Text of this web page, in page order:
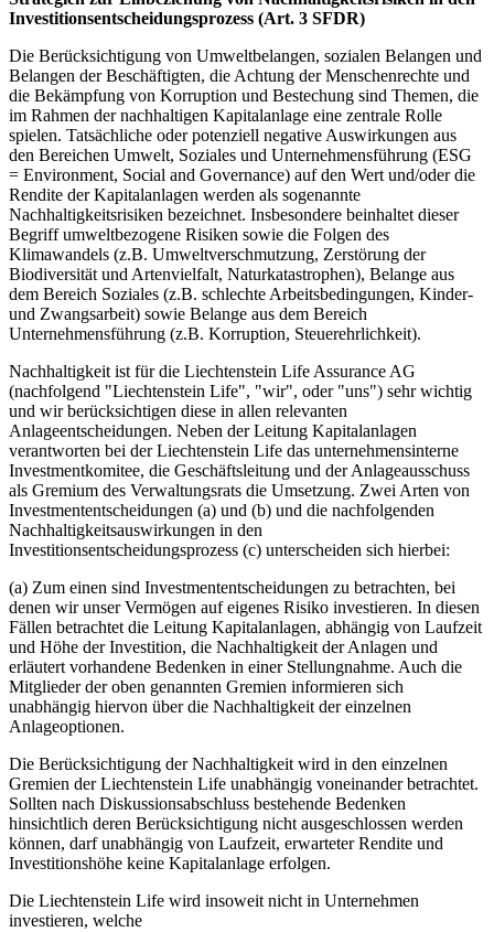
Investitionsentscheidungsprozess (Art. 3 SFDR)
Die Berücksichtigung von Umweltbelangen, sozialen Belangen und
Belangen der Beschäftigten, die Achtung der Menschenrechte und
die Bekämpfung von Korruption und Bestechung sind Themen, die
im Rahmen der nachhaltigen Kapitalanlage eine zentrale Rolle
spielen. Tatsächliche oder potenziell negative Auswirkungen aus
den Bereichen Umwelt, Soziales und Unternehmensführung (ESG
= Environment, Social and Governance) auf den Wert und/oder die
Rendite der Kapitalanlagen werden als sogenannte
Nachhaltigkeitsrisiken bezeichnet. Insbesondere beinhaltet dieser
Begriff umweltbezogene Risiken sowie die Folgen des
Klimawandels (z.B. Umweltverschmutzung, Zerstörung der
Biodiversität und Artenvielfalt, Naturkatastrophen), Belange aus
dem Bereich Soziales (z.B. schlechte Arbeitsbedingungen, Kinder-
und Zwangsarbeit) sowie Belange aus dem Bereich
Unternehmensführung (z.B. Korruption, Steuerehrlichkeit).
Nachhaltigkeit ist für die Liechtenstein Life Assurance AG
(nachfolgend "Liechtenstein Life", "wir", oder "uns") sehr wichtig
und wir berücksichtigen diese in allen relevanten
Anlageentscheidungen. Neben der Leitung Kapitalanlagen
verantworten bei der Liechtenstein Life das unternehmensinterne
Investmentkomitee, die Geschäftsleitung und der Anlageausschuss
als Gremium des Verwaltungsrats die Umsetzung. Zwei Arten von
Investmententscheidungen (a) und (b) und die nachfolgenden
Nachhaltigkeitsauswirkungen in den
Investitionsentscheidungsprozess (c) unterscheiden sich hierbei:
(a) Zum einen sind Investmententscheidungen zu betrachten, bei
denen wir unser Vermögen auf eigenes Risiko investieren. In diesen
Fällen betrachtet die Leitung Kapitalanlagen, abhängig von Laufzeit
und Höhe der Investition, die Nachhaltigkeit der Anlagen und
erläutert vorhandene Bedenken in einer Stellungnahme. Auch die
Mitglieder der oben genannten Gremien informieren sich
unabhängig hiervon über die Nachhaltigkeit der einzelnen
Anlageoptionen.
Die Berücksichtigung der Nachhaltigkeit wird in den einzelnen
Gremien der Liechtenstein Life unabhängig voneinander betrachtet.
Sollten nach Diskussionsabschluss bestehende Bedenken
hinsichtlich deren Berücksichtigung nicht ausgeschlossen werden
können, darf unabhängig von Laufzeit, erwarteter Rendite und
Investitionshöhe keine Kapitalanlage erfolgen.
Die Liechtenstein Life wird insoweit nicht in Unternehmen
investieren, welche